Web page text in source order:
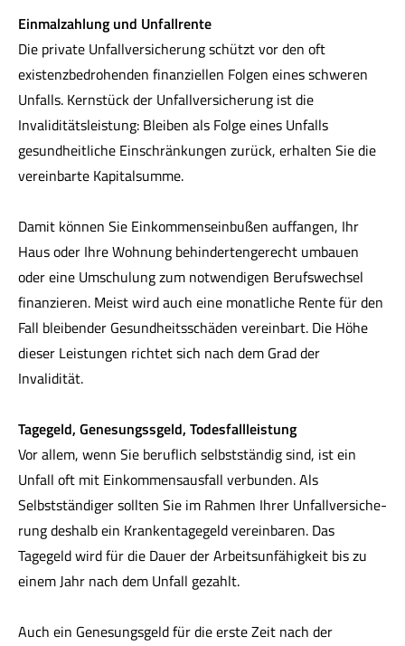
Einmalzahlung und Unfallrente
Die private Unfall­ver­si­che­rung schützt vor den oft
existenzbedrohenden finanziellen Folgen eines schweren
Unfalls. Kernstück der Unfall­ver­si­che­rung ist die
Invaliditätsleistung: Bleiben als Folge eines Unfalls
gesundheitliche Einschränkungen zurück, erhalten Sie die
vereinbarte Kapitalsumme.
Damit können Sie Einkommenseinbußen auffangen, Ihr
Haus oder Ihre Wohnung behindertengerecht umbauen
oder eine Umschulung zum notwendigen Berufswechsel
finanzieren. Meist wird auch eine monatliche Rente für den
Fall bleibender Gesundheitsschäden vereinbart. Die Höhe
dieser Leistungen richtet sich nach dem Grad der
Invalidität.
Tagegeld, Genesungssgeld, Todesfallleistung
Vor allem, wenn Sie beruflich selbstständig sind, ist ein
Unfall oft mit Einkommensausfall verbunden. Als
Selbstständiger sollten Sie im Rahmen Ihrer Unfall­ver­si­che­
rung deshalb ein Krankentagegeld vereinbaren. Das
Tagegeld wird für die Dauer der Arbeitsunfähigkeit bis zu
einem Jahr nach dem Unfall gezahlt.
Auch ein Genesungsgeld für die erste Zeit nach der